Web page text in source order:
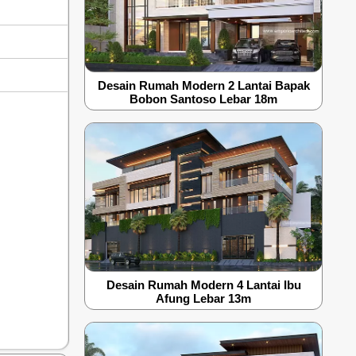
Desain Rumah Modern 2 Lantai Bapak
Bobon Santoso Lebar 18m
Desain Rumah Modern 4 Lantai Ibu
Afung Lebar 13m